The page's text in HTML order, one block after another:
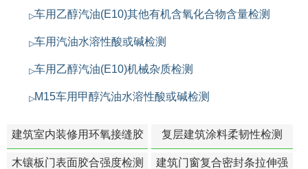
车用乙醇汽油(E10)其他有机含氧化合物含量检测
车用汽油水溶性酸或碱检测
车用乙醇汽油(E10)机械杂质检测
M15车用甲醇汽油水溶性酸或碱检测
建筑室内装修用环氧接缝胶
苯含量检测
复层建筑涂料柔韧性检测
木镶板门表面胶合强度检测
建筑门窗复合密封条拉伸强